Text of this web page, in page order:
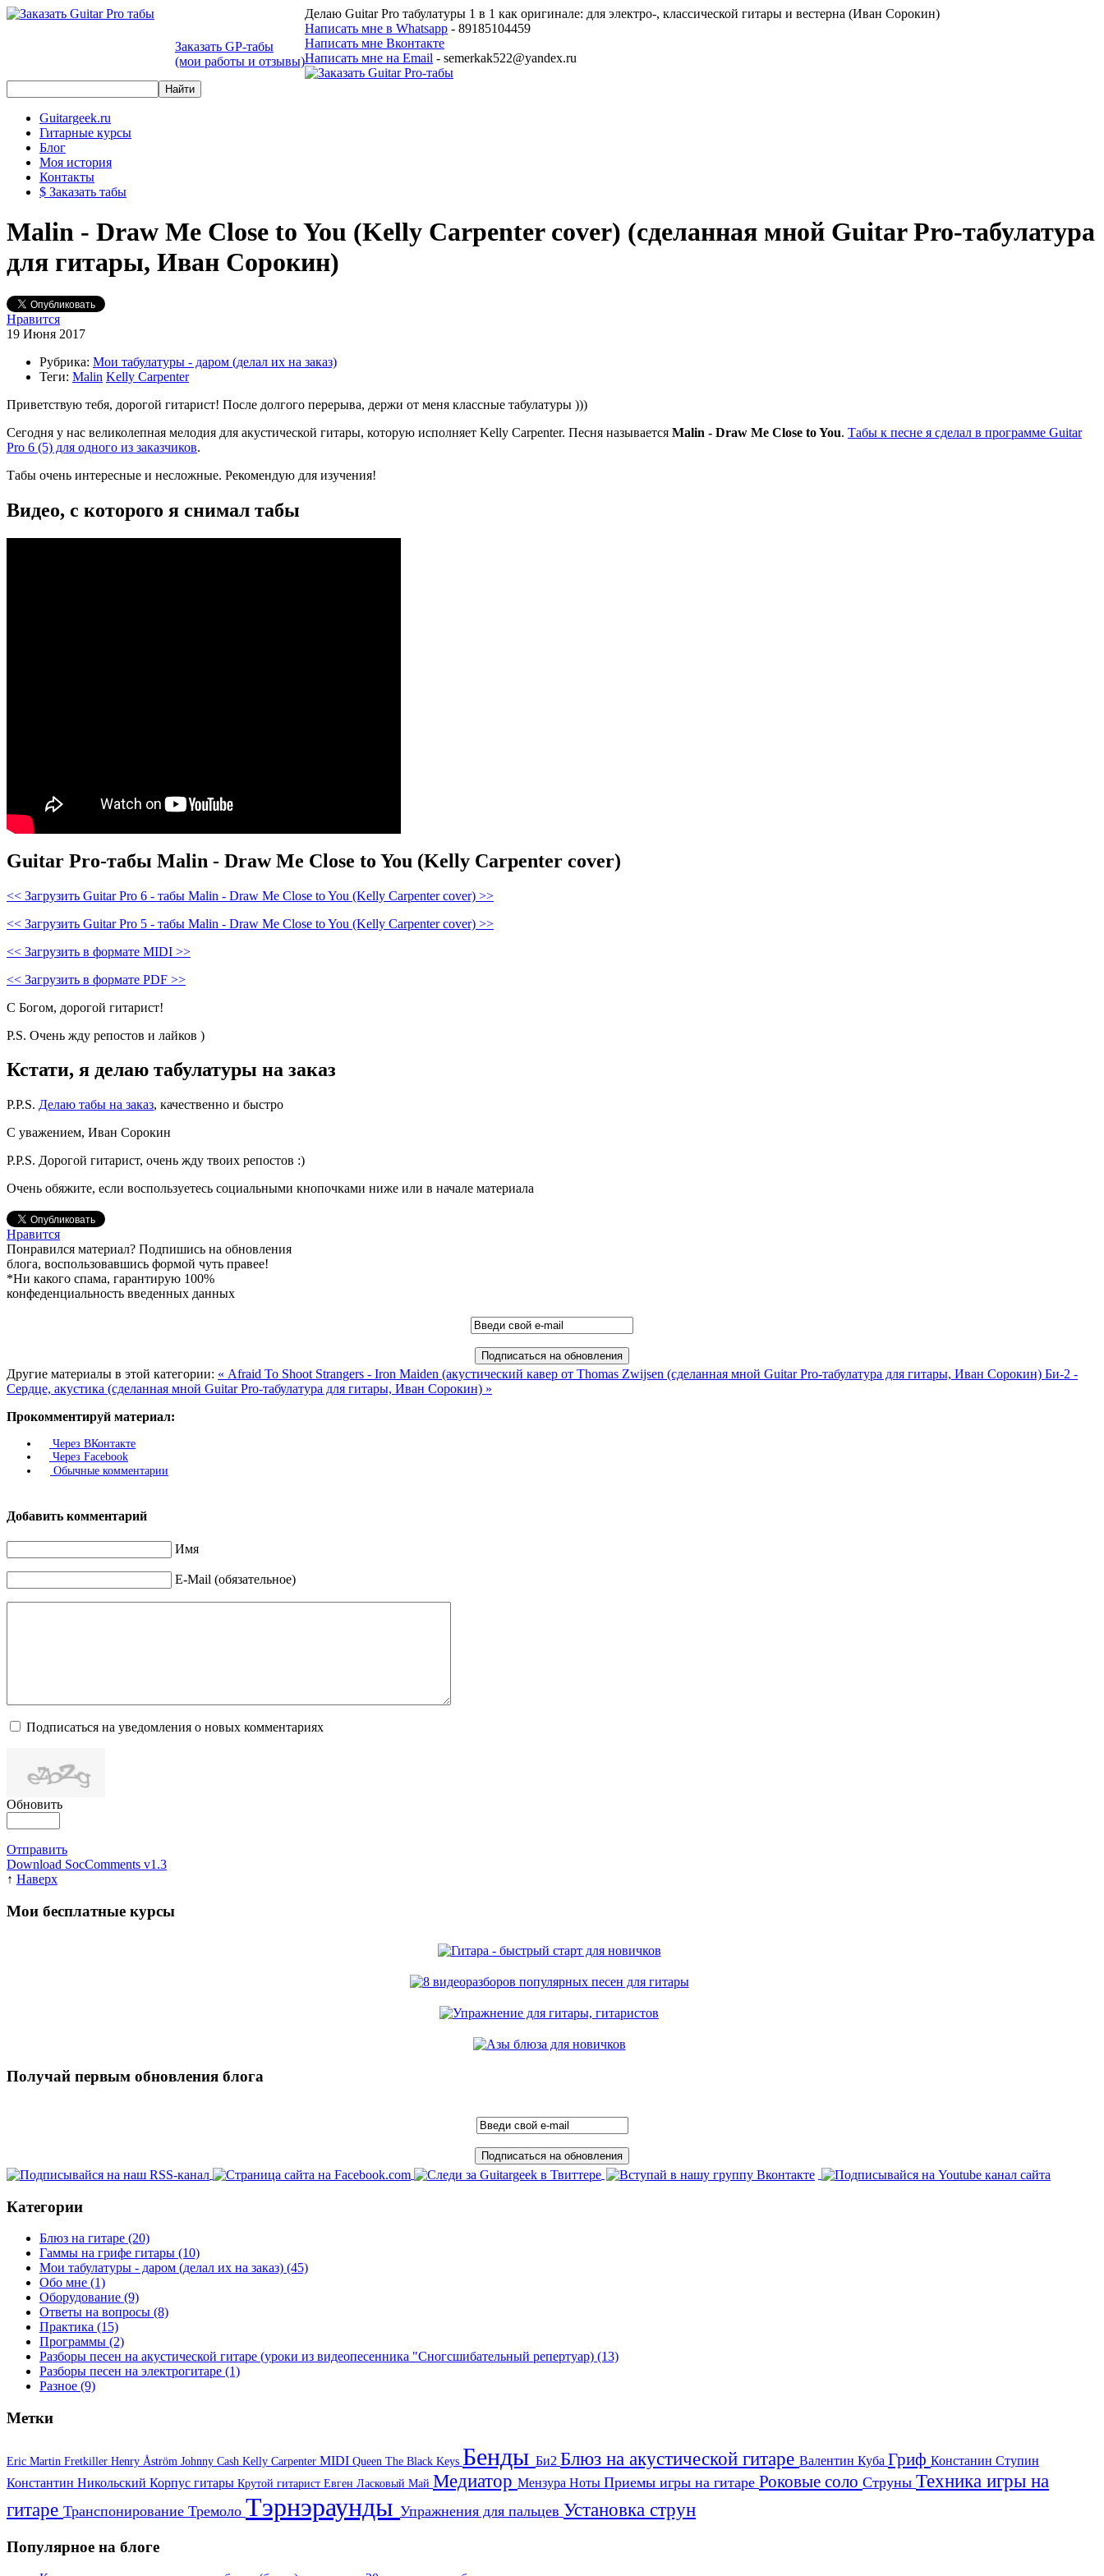
Заказать GP-табы
(мои работы и отзывы)
Делаю Guitar Pro табулатуры 1 в 1 как оригинале: для электро-, классической гитары и вестерна (Иван Сорокин)
Написать мне в Whatsapp - 89185104459
Написать мне Вконтакте
Написать мне на Email - semerkak522@yandex.ru
Guitargeek.ru
Гитарные курсы
Блог
Моя история
Контакты
$ Заказать табы
Malin - Draw Me Close to You (Kelly Carpenter cover) (сделанная мной Guitar Pro-табулатура
для гитары, Иван Сорокин)
Нравится
19 Июня 2017
Рубрика: Мои табулатуры - даром (делал их на заказ)
Теги: Malin Kelly Carpenter
Приветствую тебя, дорогой гитарист! После долгого перерыва, держи от меня классные табулатуры )))
Сегодня у нас великолепная мелодия для акустической гитары, которую исполняет Kelly Carpenter. Песня называется Malin - Draw Me Close to You. Табы к песне я сделал в программе Guitar
Pro 6 (5) для одного из заказчиков.
Табы очень интересные и несложные. Рекомендую для изучения!
Видео, с которого я снимал табы
Guitar Pro-табы Malin - Draw Me Close to You (Kelly Carpenter cover)
<< Загрузить Guitar Pro 6 - табы Malin - Draw Me Close to You (Kelly Carpenter cover) >>
<< Загрузить Guitar Pro 5 - табы Malin - Draw Me Close to You (Kelly Carpenter cover) >>
<< Загрузить в формате MIDI >>
<< Загрузить в формате PDF >>
С Богом, дорогой гитарист!
P.S. Очень жду репостов и лайков )
Кстати, я делаю табулатуры на заказ
P.P.S. Делаю табы на заказ, качественно и быстро
С уважением, Иван Сорокин
P.P.S. Дорогой гитарист, очень жду твоих репостов :)
Очень обяжите, если воспользуетесь социальными кнопочками ниже или в начале материала
Нравится
Понравился материал? Подпишись на обновления
блога, воспользовавшись формой чуть правее!
*Ни какого спама, гарантирую 100%
конфеденциальность введенных данных
Другие материалы в этой категории: « Afraid To Shoot Strangers - Iron Maiden (акустический кавер от Thomas Zwijsen (сделанная мной Guitar Pro-табулатура для гитары, Иван Сорокин) Би-2 -
Сердце, акустика (сделанная мной Guitar Pro-табулатура для гитары, Иван Сорокин) »
Прокомментируй материал:
Через ВКонтакте
Через Facebook
Обычные комментарии
Добавить комментарий
Имя
E-Mail (обязательное)
Подписаться на уведомления о новых комментариях
Обновить
Отправить
Download SocComments v1.3
↑ Наверх
Мои бесплатные курсы
Получай первым обновления блога
Категории
Блюз на гитаре (20)
Гаммы на грифе гитары (10)
Мои табулатуры - даром (делал их на заказ) (45)
Обо мне (1)
Оборудование (9)
Ответы на вопросы (8)
Практика (15)
Программы (2)
Разборы песен на акустической гитаре (уроки из видеопесенника "Сногсшибательный репертуар) (13)
Разборы песен на электрогитаре (1)
Разное (9)
Метки
Eric Martin Fretkiller Henry Åström Johnny Cash Kelly Carpenter MIDI Queen The Black Keys Бенды Би2 Блюз на акустической гитаре Валентин Куба Гриф Констанин Ступин
Константин Никольский Корпус гитары Крутой гитарист Евген Ласковый Май Медиатор Мензура Ноты Приемы игры на гитаре Роковые соло Струны Техника игры на
гитаре Транспонирование Тремоло Тэрнэраунды Упражнения для пальцев Установка струн
Популярное на блоге